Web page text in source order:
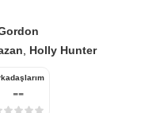
Holly Hunter
--